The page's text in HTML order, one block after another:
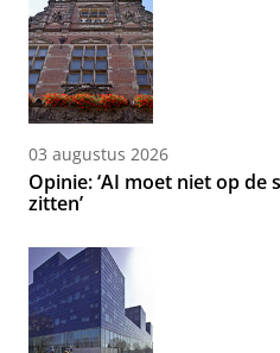
03 augustus 2026
Opinie: ‘AI moet niet op de
zitten’